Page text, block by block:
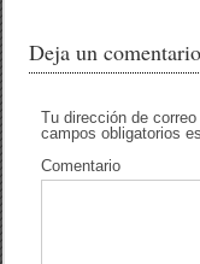
c
b
o
tt
m
Deja un comentario
Tu dirección de
campos obligatorios
Comentario